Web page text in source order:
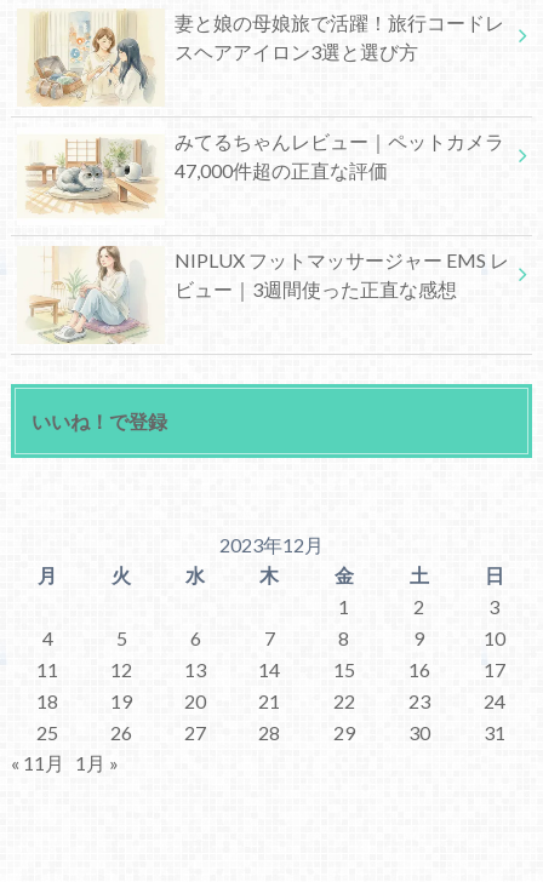
妻と娘の母娘旅で活躍！旅行コードレ
スヘアアイロン3選と選び方
みてるちゃんレビュー｜ペットカメラ
47,000件超の正直な評価
NIPLUX フットマッサージャー EMS レ
ビュー｜3週間使った正直な感想
いいね！で登録
2023年12月
月
火 水 木 金 土
日
1
2
3
4
5 6 7 8 9
10
11
12 13 14 15 16
17
18
19 20 21 22 23
24
25
26 27 28 29 30
31
« 11月
1月 »